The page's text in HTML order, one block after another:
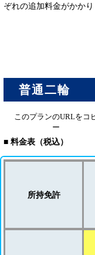
ぞれの追加料金がかかり
普通二輪
このプランのURLをコ
ー
■ 料金表（税込）
所持免許